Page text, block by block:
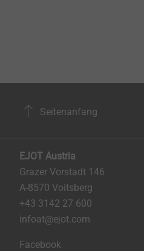
Seitenanfang
EJOT Austria
Grazer Vorstadt 146
A-8570 Voitsberg
+43 3142 27 600
infoat@ejot.com
Facebook